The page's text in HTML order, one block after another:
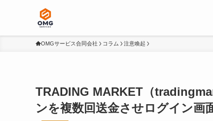
OMGサービス合同会社 コラム 注意喚起
TRADING MARKET（
ンを複数回送金させログイン画